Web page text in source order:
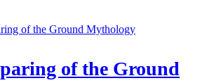
of the Ground